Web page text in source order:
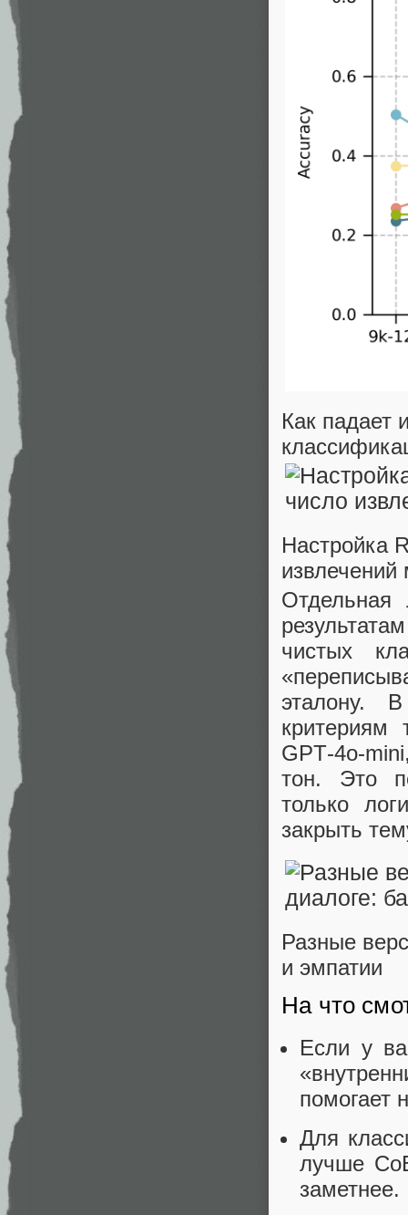
Как падает
Настройка
чистых
эталону.
критериям
тон. Это
только
закрыть
Разные
и эмпатии
На что
Если у
помогает
Для
лучше
заметнее.